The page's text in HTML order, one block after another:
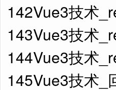
142Vue3技术
143Vue3技术
144Vue3技术
145Vue3技术_